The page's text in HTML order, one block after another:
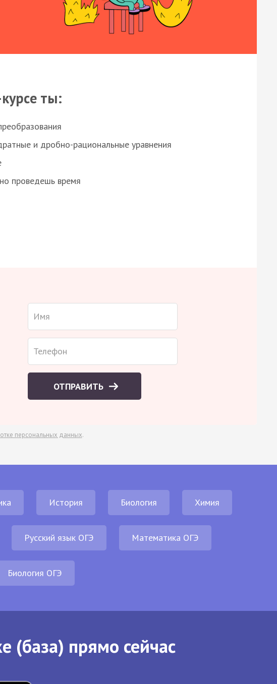
ты:
и дробно-рациональные уравнения
проведешь время
ОТПРАВИТЬ
персональных данных.
История Биология Химия
Русский язык ОГЭ Математика ОГЭ
Биология ОГЭ
(база) прямо сейчас